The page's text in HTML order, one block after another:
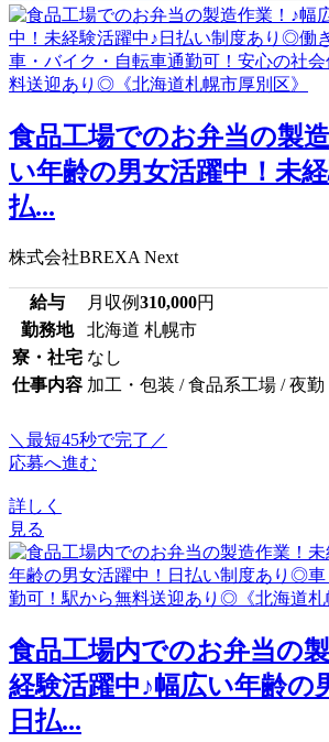
食品工場でのお弁当の製
い年齢の男女活躍中！未
払...
株式会社BREXA Next
給与 月収例310,000円
勤務地
北海道 札幌市
寮・社宅 なし
仕事内容 加工・包装 / 食品系工場 / 夜勤
＼最短45秒で完了／
応募へ進む
詳しく
見る
食品工場内でのお弁当の
経験活躍中♪幅広い年齢の
日払...